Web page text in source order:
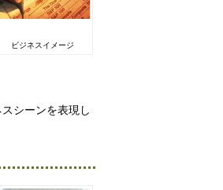
ビジネスイメージ
シーンを表現し